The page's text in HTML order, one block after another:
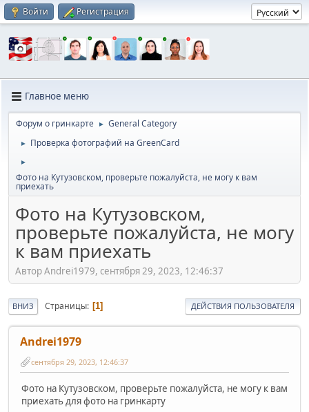
Войти Регистрация
Главное меню
Форум о гринкарте ► General Category
► Проверка фотографий на GreenCard
►
Фото на Кутузовском, проверьте пожалуйста, не могу к вам
приехать
Фото на Кутузовском,
проверьте пожалуйста, не могу
к вам приехать
Автор Andrei1979, сентября 29, 2023, 12:46:37
ВНИЗ Страницы 1 ДЕЙСТВИЯ ПОЛЬЗОВАТЕЛЯ
Andrei1979
сентября 29, 2023, 12:46:37
Фото на Кутузовском, проверьте пожалуйста, не могу к вам
приехать для фото на гринкарту